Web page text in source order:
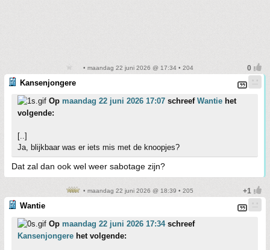
• maandag 22 juni 2026 @ 17:34 • 204
Kansenjongere
Op maandag 22 juni 2026 17:07 schreef Wantie het
volgende:
[..]
Ja, blijkbaar was er iets mis met de knoopjes?
Dat zal dan ook wel weer sabotage zijn?
• maandag 22 juni 2026 @ 18:39 • 205
Wantie
Op maandag 22 juni 2026 17:34schreef
Kansenjongere het volgende: